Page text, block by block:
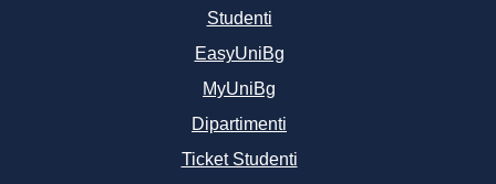
Studenti
EasyUniBg
MyUniBg
Dipartimenti
Ticket Studenti